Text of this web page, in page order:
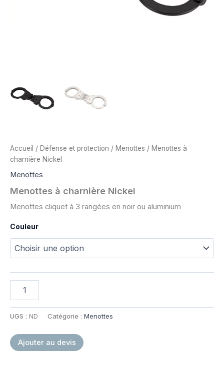
Accueil / Défense et protection / Menottes / Menottes à
charnière Nickel
Menottes
Menottes à charnière Nickel
Menottes cliquet à 3 rangées en noir ou aluminium
Couleur
à
Nickel
UGS : ND Catégorie : Menottes
Ajouter au devis